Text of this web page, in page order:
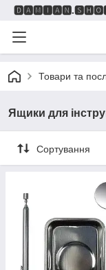
🅳🅰🅼🅸🅰🅽.🆂🅷🅾🅿 -
Товари та
Ящики для
Сортування